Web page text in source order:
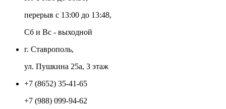
перерыв с 13:00 до 13:48,
Сб и Вс - выходной
г. Ставрополь,
ул. Пушкина 25а, 3 этаж
+7 (8652) 35-41-65
+7 (988) 099-94-62